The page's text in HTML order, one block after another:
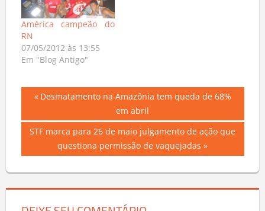
América campeão do
RN
07/05/2012 às 13:55
Em "Blog Antigo"
Navegação
de
Previous
Desmatamento na Amazônia tem queda de 68%
em abril
Next
STF marca para 26 de maio julgamento de ação que
questiona permissão de vaquejadas